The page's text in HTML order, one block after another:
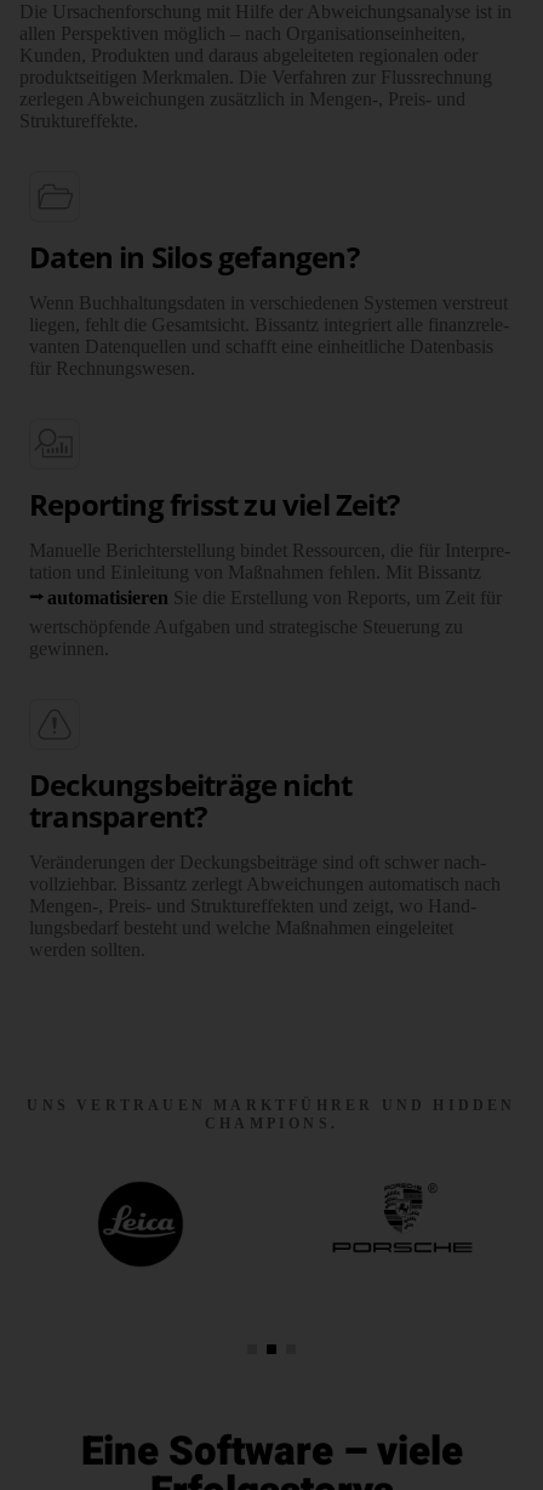
Die Ursachenforschung mit Hilfe der Abweichungs­analyse ist in
allen Perspek­tiven möglich – nach Organi­sa­tions­einheiten,
Kunden, Produkten und daraus abge­lei­teten regionalen oder
produkt­seitigen Merkmalen. Die Verfahren zur Fluss­rechnung
zerlegen Abweichungen zusätz­lich in Mengen-, Preis- und
Struktur­effekte.
Daten in Silos gefangen?
Wenn Buchhaltungsdaten in verschie­denen Systemen verstreut
liegen, fehlt die Gesamt­sicht. Bissantz inte­griert alle finanz­rele­
vanten Daten­quellen und schafft eine ein­heit­liche Daten­basis
für Rechnungs­wesen.
Reporting frisst zu viel Zeit?
Manuelle Bericht­erstellung bindet Ressourcen, die für Inter­pre­
tation und Ein­leitung von Maß­nahmen fehlen. Mit Bissantz
auto­ma­ti­sieren Sie die Erstellung von Reports, um Zeit für
wert­schöpfende Aufgaben und stra­te­gische Steuerung zu
gewinnen.
Deckungsbeiträge nicht
transparent?
Veränderungen der Deckungs­beiträge sind oft schwer nach­
voll­ziehbar. Bissantz zerlegt Abwei­chungen auto­matisch nach
Mengen-, Preis- und Struktur­effekten und zeigt, wo Hand­
lungs­bedarf besteht und welche Maß­nahmen ein­ge­leitet
werden sollten.
UNS VERTRAUEN MARKTFÜHRER UND HIDDEN
CHAMPIONS.
Eine Software – viele